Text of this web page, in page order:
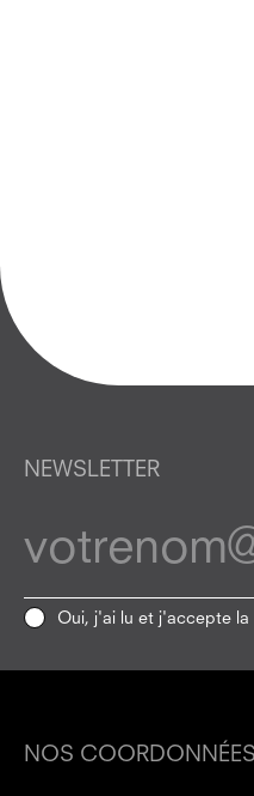
NEWSLETTER
Oui, j'ai lu et j'accepte la
NOS COORDONNÉES